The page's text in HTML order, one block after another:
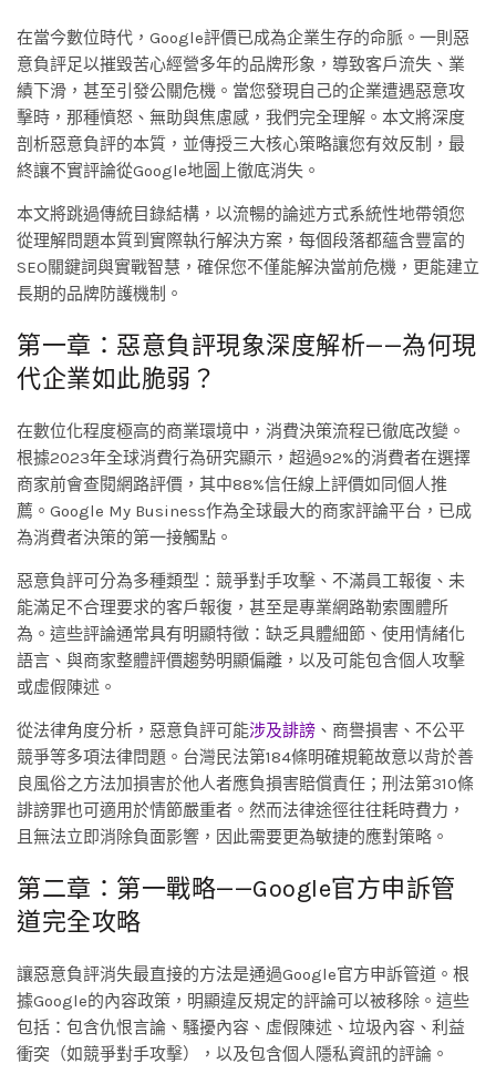
在當今數位時代，Google評價已成為企業生存的命脈。一則惡
意負評足以摧毀苦心經營多年的品牌形象，導致客戶流失、業
績下滑，甚至引發公關危機。當您發現自己的企業遭遇惡意攻
擊時，那種憤怒、無助與焦慮感，我們完全理解。本文將深度
剖析惡意負評的本質，並傳授三大核心策略讓您有效反制，最
終讓不實評論從Google地圖上徹底消失。
本文將跳過傳統目錄結構，以流暢的論述方式系統性地帶領您
從理解問題本質到實際執行解決方案，每個段落都蘊含豐富的
SEO關鍵詞與實戰智慧，確保您不僅能解決當前危機，更能建立
長期的品牌防護機制。
第一章：惡意負評現象深度解析——為何現
代企業如此脆弱？
在數位化程度極高的商業環境中，消費決策流程已徹底改變。
根據2023年全球消費行為研究顯示，超過92%的消費者在選擇
商家前會查閱網路評價，其中88%信任線上評價如同個人推
薦。Google My Business作為全球最大的商家評論平台，已成
為消費者決策的第一接觸點。
惡意負評可分為多種類型：競爭對手攻擊、不滿員工報復、未
能滿足不合理要求的客戶報復，甚至是專業網路勒索團體所
為。這些評論通常具有明顯特徵：缺乏具體細節、使用情緒化
語言、與商家整體評價趨勢明顯偏離，以及可能包含個人攻擊
或虛假陳述。
從法律角度分析，惡意負評可能涉及誹謗 、商譽損害、不公平
競爭等多項法律問題。台灣民法第184條明確規範故意以背於善
良風俗之方法加損害於他人者應負損害賠償責任；刑法第310條
誹謗罪也可適用於情節嚴重者。然而法律途徑往往耗時費力，
且無法立即消除負面影響，因此需要更為敏捷的應對策略。
第二章：第一戰略——Google官方申訴管
道完全攻略
讓惡意負評消失最直接的方法是通過Google官方申訴管道。根
據Google的內容政策，明顯違反規定的評論可以被移除。這些
包括：包含仇恨言論、騷擾內容、虛假陳述、垃圾內容、利益
衝突（如競爭對手攻擊），以及包含個人隱私資訊的評論。